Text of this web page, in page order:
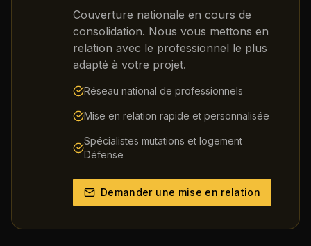
Couverture nationale en cours de
consolidation. Nous vous mettons en
relation avec le professionnel le plus
adapté à votre projet.
Réseau national de professionnels
Mise en relation rapide et personnalisée
Spécialistes mutations et logement
Défense
Demander une mise en relation